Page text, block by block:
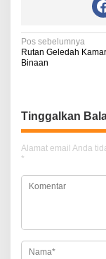
N
a
i
g
a
s
o
s
Pos sebelumnya
Rutan Geledah
Binaan
Tinggalkan
Alamat email Anda
*